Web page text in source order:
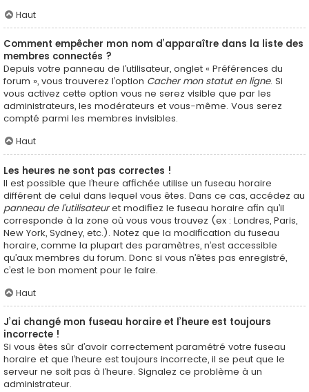
Haut
Comment empêcher mon nom d’apparaître dans la liste des
membres connectés ?
Depuis votre panneau de l’utilisateur, onglet « Préférences du
forum », vous trouverez l’option Cacher mon statut en ligne. Si
vous activez cette option vous ne serez visible que par les
administrateurs, les modérateurs et vous-même. Vous serez
compté parmi les membres invisibles.
Haut
Les heures ne sont pas correctes !
Il est possible que l’heure affichée utilise un fuseau horaire
différent de celui dans lequel vous êtes. Dans ce cas, accédez au
panneau de l’utilisateuret modifiez le fuseau horaire afin qu’il
corresponde à la zone où vous vous trouvez (ex : Londres, Paris,
New York, Sydney, etc.). Notez que la modification du fuseau
horaire, comme la plupart des paramètres, n’est accessible
qu’aux membres du forum. Donc si vous n’êtes pas enregistré,
c’est le bon moment pour le faire.
Haut
J’ai changé mon fuseau horaire et l’heure est toujours
incorrecte !
Si vous êtes sûr d’avoir correctement paramétré votre fuseau
horaire et que l’heure est toujours incorrecte, il se peut que le
serveur ne soit pas à l’heure. Signalez ce problème à un
administrateur.